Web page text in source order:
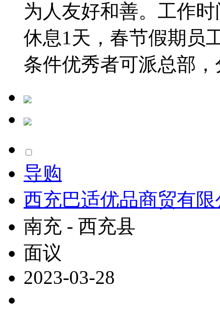
为人友好和善。工作
休息1天，春节假期员
条件优秀者可派总部，
导购
西充巴适优品商贸有限
南充 - 西充县
面议
2023-03-28